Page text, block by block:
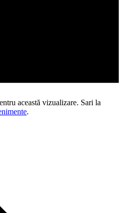
această vizualizare. Sari la
.